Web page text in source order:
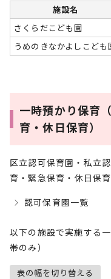
施設名
さくらだこども園
うめのきなかよしこども
一時預かり保育
育・休日保育）
区立認可保育園・私立
育・緊急保育・休日保育
認可保育園一覧
以下の施設で実施する
帯のみ）
表の幅を切り替える